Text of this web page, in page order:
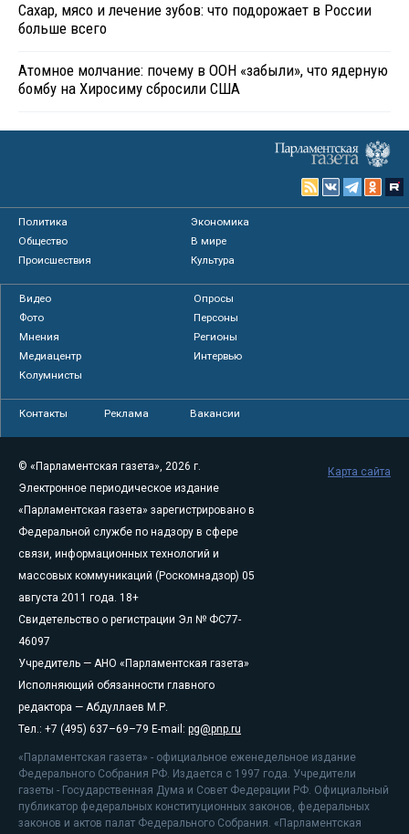
Сахар, мясо и лечение зубов: что подорожает в России
больше всего
Атомное молчание: почему в ООН «забыли», что ядерную
бомбу на Хиросиму сбросили США
Политика
Экономика
Общество
В мире
Происшествия
Культура
Видео
Опросы
Фото
Персоны
Мнения
Регионы
Медиацентр
Интервью
Колумнисты
Контакты Реклама Вакансии
© «Парламентская газета», 2026 г.
Электронное периодическое издание
«Парламентская газета» зарегистрировано в
Федеральной службе по надзору в сфере
связи, информационных технологий и
массовых коммуникаций (Роскомнадзор) 05
августа 2011 года. 18+
Свидетельство о регистрации Эл № ФС77-
46097
Учредитель — АНО «Парламентская газета»
Исполняющий обязанности главного
редактора — Абдуллаев М.Р.
Тел.: +7 (495) 637–69–79 E-mail: pg@pnp.ru
«Парламентская газета» - официальное еженедельное издание
Федерального Собрания РФ. Издается с 1997 года. Учредители
газеты - Государственная Дума и Совет Федерации РФ. Официальный
публикатор федеральных конституционных законов, федеральных
законов и актов палат Федерального Собрания. «Парламентская
Карта сайта